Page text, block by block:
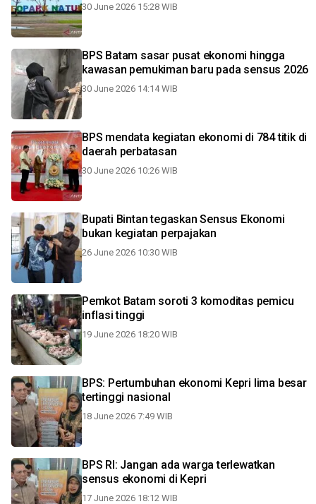
30 June 2026 15:28 WIB
BPS Batam sasar pusat ekonomi hingga
kawasan pemukiman baru pada sensus 2026
30 June 2026 14:14 WIB
BPS mendata kegiatan ekonomi di 784 titik di
daerah perbatasan
30 June 2026 10:26 WIB
Bupati Bintan tegaskan Sensus Ekonomi
bukan kegiatan perpajakan
26 June 2026 10:30 WIB
Pemkot Batam soroti 3 komoditas pemicu
inflasi tinggi
19 June 2026 18:20 WIB
BPS: Pertumbuhan ekonomi Kepri lima besar
tertinggi nasional
18 June 2026 7:49 WIB
BPS RI: Jangan ada warga terlewatkan
sensus ekonomi di Kepri
17 June 2026 18:12 WIB